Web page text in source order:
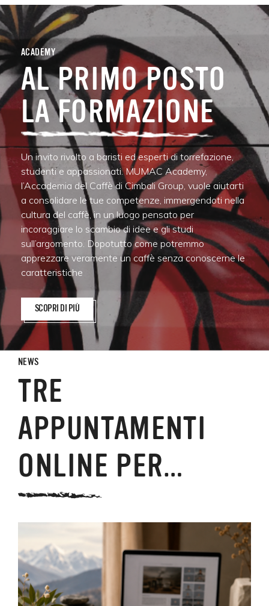
ACADEMY
AL PRIMO POSTO
LA FORMAZIONE
Un invito rivolto a baristi ed esperti di torrefazione,
studenti e appassionati. MUMAC Academy,
l’Accademia del Caffè di Cimbali Group, vuole aiutarti
a consolidare le tue competenze, immergendoti nella
cultura del caffè, in un luogo pensato per
incoraggiare lo scambio di idee e gli studi
sull’argomento. Dopotutto come potremmo
apprezzare veramente un caffè senza conoscerne le
caratteristiche
SCOPRI DI PIÙ
NEWS
TRE
APPUNTAMENTI
ONLINE PER…